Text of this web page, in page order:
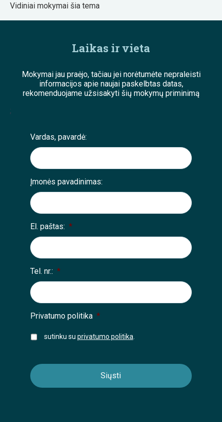
Vidiniai mokymai šia tema
Laikas ir vieta
Mokymai jau praėjo, tačiau jei norėtumėte nepraleisti
informacijos apie naujai paskelbtas datas,
rekomenduojame užsisakyti šių mokymų priminimą
;
Vardas, pavardė:
Įmonės pavadinimas:
El. paštas: *
Tel. nr.: *
Privatumo politika *
sutinku su privatumo politika